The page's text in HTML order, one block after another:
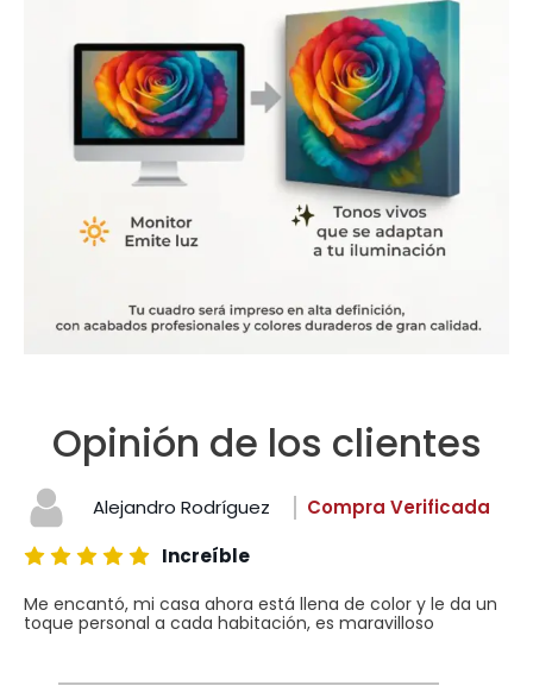
Opinión de los clientes
Alejandro Rodríguez
Compra Verificada
Increíble
Me encantó, mi casa ahora está llena de color y le da un
toque personal a cada habitación, es maravilloso